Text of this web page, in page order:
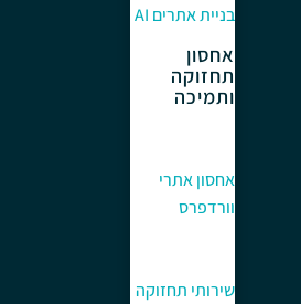
בניית אתרים AI
אחסון
תחזוקה
ותמיכה
אחסון אתרי
וורדפרס
שירותי תחזוקה